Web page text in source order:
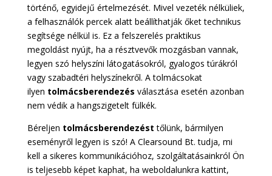
történő, egyidejű értelmezését. Mivel vezeték nélküliek,
a felhasználók percek alatt beállíthatják őket technikus
segítsége nélkül is. Ez a felszerelés praktikus
megoldást nyújt, ha a résztvevők mozgásban vannak,
legyen szó helyszíni látogatásokról, gyalogos túrákról
vagy szabadtéri helyszínekről. A tolmácsokat
ilyen tolmácsberendezés választása esetén azonban
nem védik a hangszigetelt fülkék.
Béreljen tolmácsberendezést tőlünk, bármilyen
eseményről legyen is szó! A Clearsound Bt. tudja, mi
kell a sikeres kommunikációhoz, szolgáltatásainkról Ön
is teljesebb képet kaphat, ha weboldalunkra kattint,